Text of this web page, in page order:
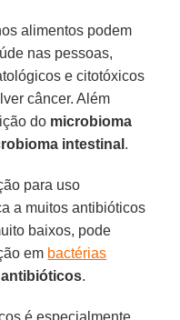
alimentos podem
nas pessoas,
e citotóxicos
câncer. Além
do microbioma
intestinal .
para uso
a muitos antibióticos
baixos, pode
em bactérias
antibióticos.
é especialmente